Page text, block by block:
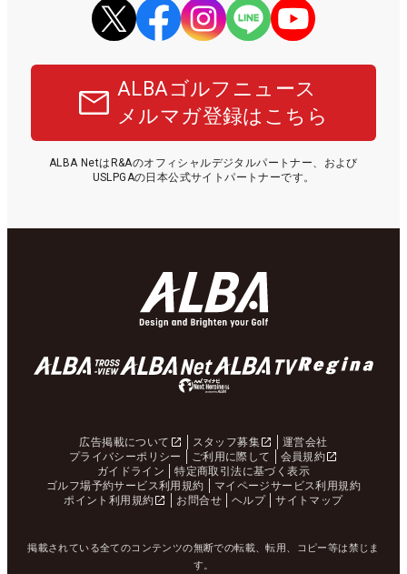
ALBAゴルフニュース
メルマガ登録はこちら
ALBA NetはR&Aのオフィシャルデジタルパートナー、および
USLPGAの日本公式サイトパートナーです。
広告掲載について スタッフ募集
運営会社
プライバシーポリシー
ご利用に際して
会員規約
ガイドライン
特定商取引法に基づく表示
ゴルフ場予約サービス利用規約
マイページサービス利用規約
ポイント利用規約
お問合せ ヘルプ サイトマップ
掲載されている全てのコンテンツの無断での転載、転用、コピー等は禁じま
す。